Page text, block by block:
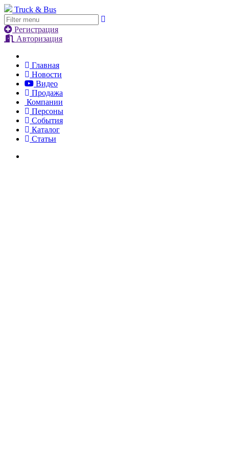
Truck & Bus
Регистрация
Авторизация
Главная
Новости
Видео
Продажа
Компании
Персоны
События
Каталог
Статьи